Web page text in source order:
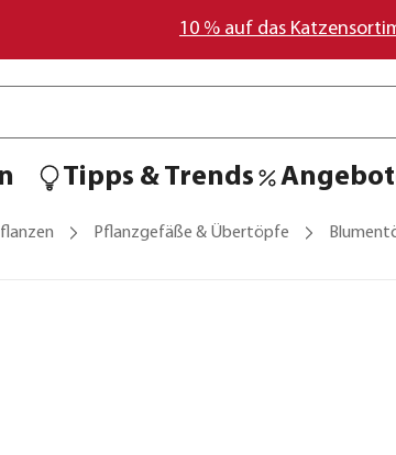
10 % auf das
Tipps & Trends
Pflanzgefäße & Übertöpfe